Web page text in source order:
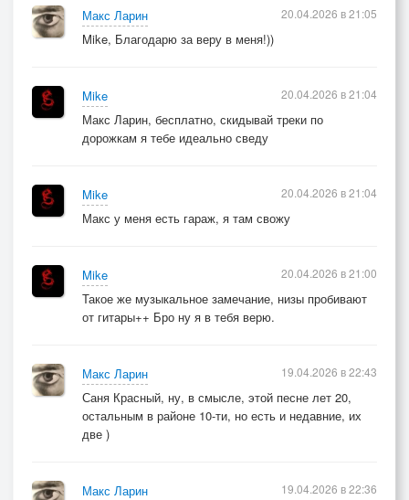
Макс Ларин
Mike, Благодарю за веру в меня!))
20.04.2026 в 21:05
Mike
Макс Ларин, бесплатно, скидывай треки по
дорожкам я тебе идеально сведу
20.04.2026 в 21:04
Mike
Макс у меня есть гараж, я там свожу
20.04.2026 в 21:04
Mike
Такое же музыкальное замечание, низы пробивают
от гитары++ Бро ну я в тебя верю.
20.04.2026 в 21:00
Макс Ларин
Саня Красный, ну, в смысле, этой песне лет 20,
остальным в районе 10-ти, но есть и недавние, их
две )
19.04.2026 в 22:43
Макс Ларин
19.04.2026 в 22:36